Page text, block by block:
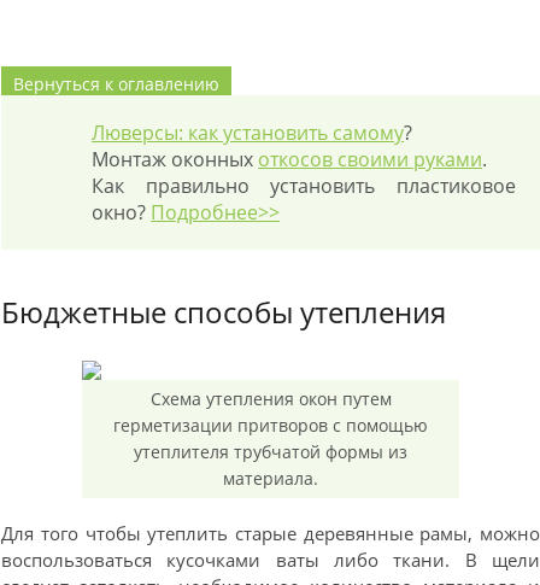
Вернуться к оглавлению
Люверсы: как установить самому?
Монтаж оконных откосов своими руками.
Как правильно установить пластиковое
окно? Подробнее>>
Бюджетные способы утепления
Схема утепления окон путем
герметизации притворов с помощью
утеплителя трубчатой формы из
материала.
Для того чтобы утеплить старые деревянные рамы, можно
воспользоваться кусочками ваты либо ткани. В щели